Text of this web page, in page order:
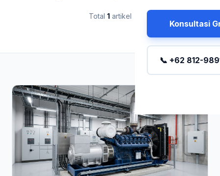
Konsultasi
📞 +62 812-
Total 1 artikel